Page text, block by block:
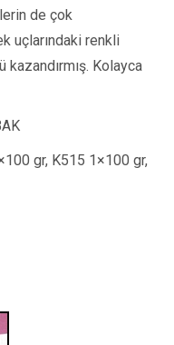
de çok
uçlarındaki renkli
kazandırmış. Kolayca
gr, K515 1×100 gr,